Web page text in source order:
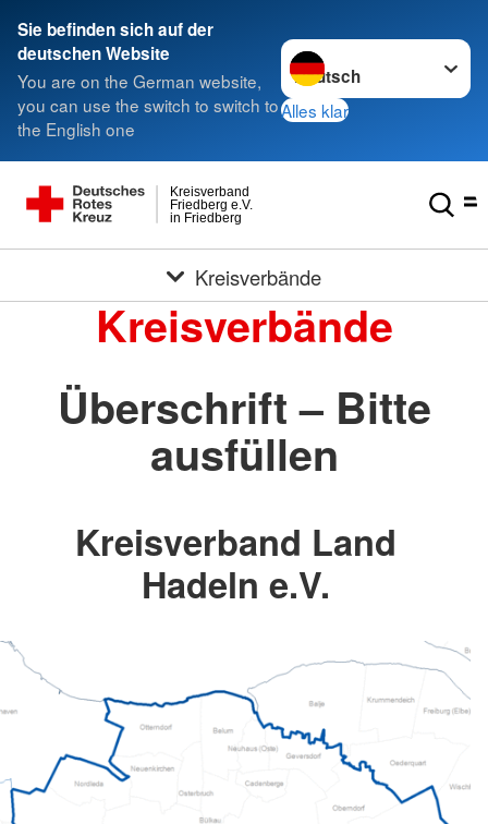
Sie befinden sich auf der
deutschen Website
You are on the German website,
you can use the switch to switch to
the English one
Sprache wechseln zu
Alles klar
in Friedberg
Friedberg e.V.
Kreisverband
Kreisverbände
Kreisverbände
Überschrift – Bitte
ausfüllen
Kreisverband Land
Hadeln e.V.